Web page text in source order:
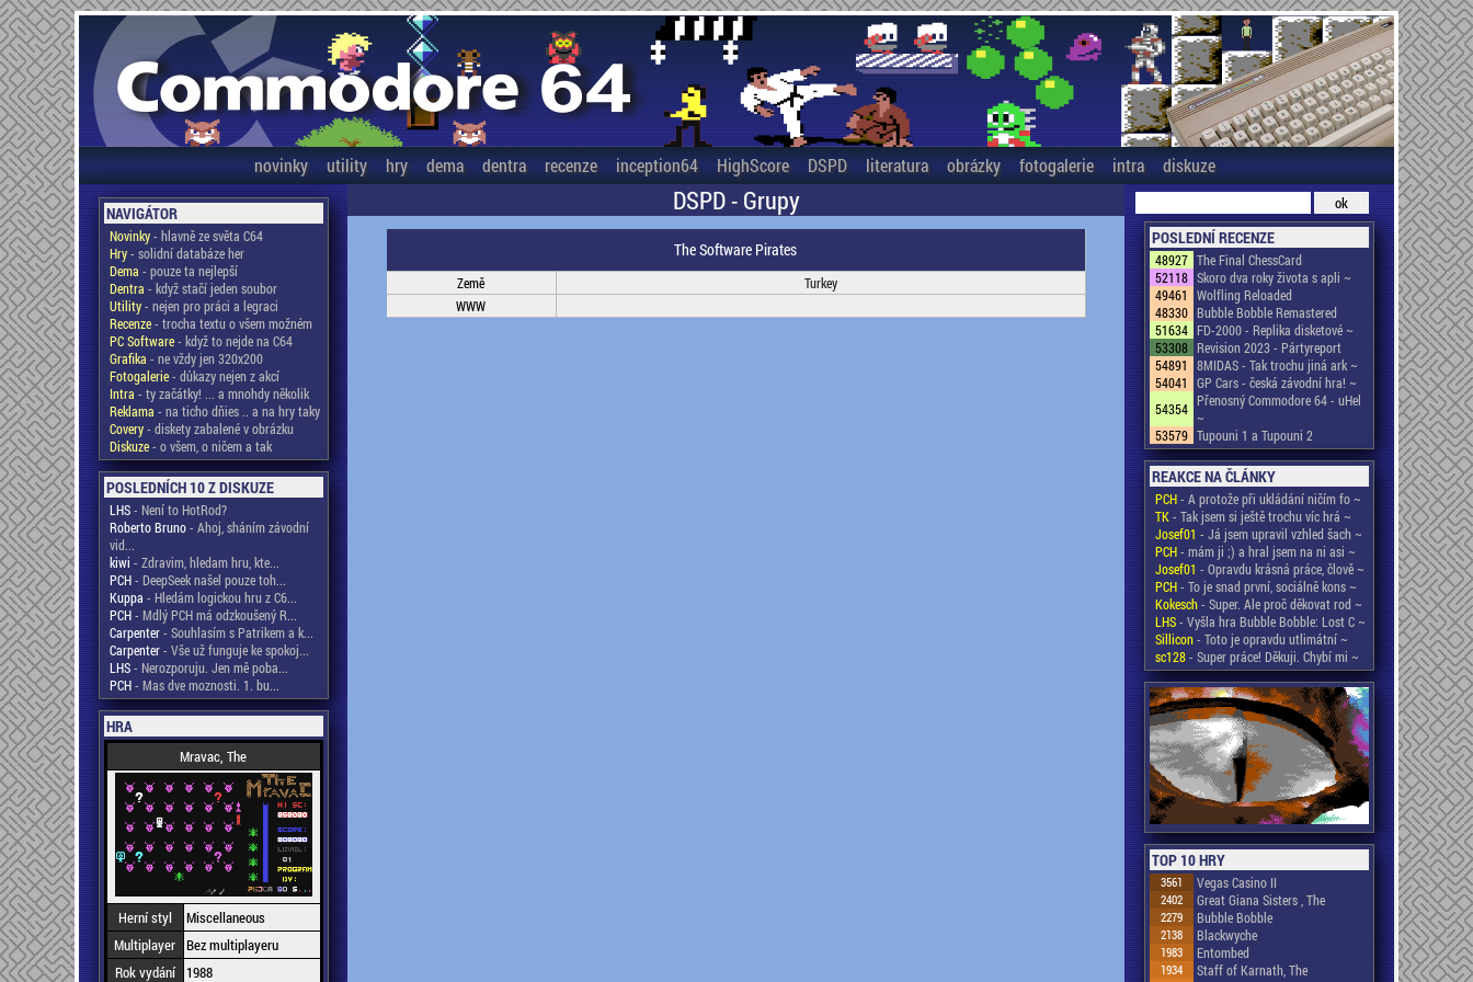
novinky utility hry dema dentra recenze inception64 HighScore DSPD literatura obrázky fotogalerie intra diskuze
NAVIGÁTOR
Novinky- hlavně ze světa C64
Hry- solidní databáze her
Dema - pouze ta nejlepší
Dentra - když stačí jeden soubor
Utility- nejen pro práci a legraci
Recenze- trocha textu o všem možném
PC Software- když to nejde na C64
Grafika - ne vždy jen 320x200
Fotogalerie- důkazy nejen z akcí
Intra - ty začátky! ... a mnohdy několik
Reklama - na ticho dňies .. a na hry taky
Covery- diskety zabalené v obrázku
Diskuze- o všem, o ničem a tak
POSLEDNÍCH 10 Z DISKUZE
LHS- Není to HotRod?
Roberto Bruno- Ahoj, sháním závodní
vid...
kiwi - Zdravim, hledam hru, kte...
PCH- DeepSeek našel pouze toh...
Kuppa - Hledám logickou hru z C6...
PCH- Mdlý PCH má odzkoušený R...
Carpenter- Souhlasím s Patrikem a k...
Carpenter- Vše už funguje ke spokoj...
LHS- Nerozporuju. Jen mě poba...
PCH- Mas dve moznosti. 1. bu...
HRA
Mravac, The
Herní styl
Miscellaneous
Multiplayer Bez multiplayeru
Rok vydání
1988
DSPD - Grupy
The Software Pirates
Země
Turkey
WWW
POSLEDNÍ RECENZE
48927 The Final ChessCard
52118 Skoro dva roky života s apli ~
49461
Wolfling Reloaded
48330 Bubble Bobble Remastered
51634 FD-2000 - Replika disketové ~
53308 Revision 2023 - Pártyreport
54891
8MIDAS - Tak trochu jiná ark ~
54041
GP Cars - česká závodní hra! ~
54354 Přenosný Commodore 64 - uHel
~
53579 Tupouni 1 a Tupouni 2
REAKCE NA ČLÁNKY
PCH- A protože při ukládání ničím fo ~
TK- Tak jsem si ještě trochu víc hrá ~
Josef01 - Já jsem upravil vzhled šach ~
PCH- mám ji ;) a hral jsem na ni asi ~
Josef01 - Opravdu krásná práce, člově ~
PCH- To je snad první, sociálně kons ~
Kokesch- Super. Ale proč děkovat rod ~
LHS- Vyšla hra Bubble Bobble: Lost C ~
Sillicon- Toto je opravdu utlimátní ~
sc128- Super práce! Děkuji. Chybí mi ~
TOP 10 HRY
3561 Vegas Casino II
2402 Great Giana Sisters , The
2279 Bubble Bobble
2138 Blackwyche
1983 Entombed
1934 Staff of Karnath, The